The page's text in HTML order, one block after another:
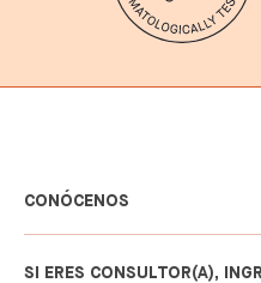
CONÓCENOS
SI ERES CONSULTOR(A),